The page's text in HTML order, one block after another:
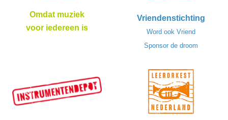
Omdat muziek
voor iedereen is
Vriendenstichting
Word ook Vriend
Sponsor de droom